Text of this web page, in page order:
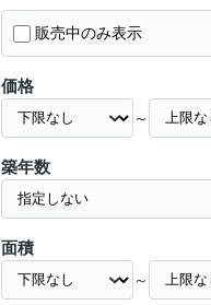
販売中のみ表示
価格
～
築年数
面積
～